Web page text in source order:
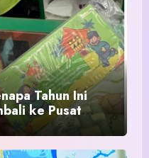
Tahun Ini
ke Pusat